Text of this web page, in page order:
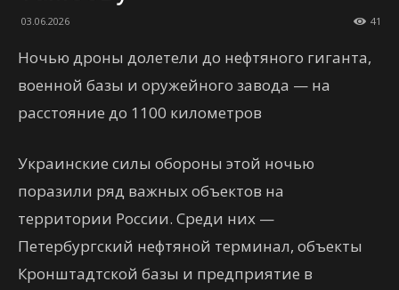
03.06.2026 41
Ночью дроны долетели до нефтяного гиганта,
военной базы и оружейного завода — на
расстояние до 1100 километров
Украинские силы обороны этой ночью
поразили ряд важных объектов на
территории России. Среди них —
Петербургский нефтяной терминал, объекты
Кронштадтской базы и предприятие в